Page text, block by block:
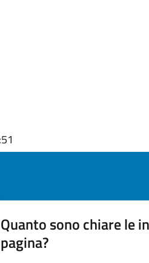
Quanto sono chiare le
pagina?